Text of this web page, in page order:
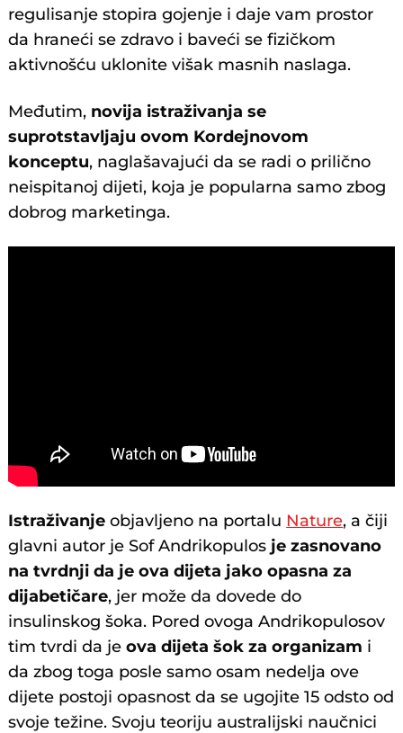
regulisanje stopira gojenje i daje vam prostor
da hraneći se zdravo i baveći se fizičkom
aktivnošću uklonite višak masnih naslaga.
Međutim, novija istraživanja se
suprotstavljaju ovom Kordejnovom
konceptu, naglašavajući da se radi o prilično
neispitanoj dijeti, koja je popularna samo zbog
dobrog marketinga.
Istraživanje objavljeno na portalu Nature, a čiji
glavni autor je Sof Andrikopulos je zasnovano
na tvrdnji da je ova dijeta jako opasna za
dijabetičare, jer može da dovede do
insulinskog šoka. Pored ovoga Andrikopulosov
tim tvrdi da jeova dijeta šok za organizam i
da zbog toga posle samo osam nedelja ove
dijete postoji opasnost da se ugojite 15 odsto od
svoje težine. Svoju teoriju australijski naučnici